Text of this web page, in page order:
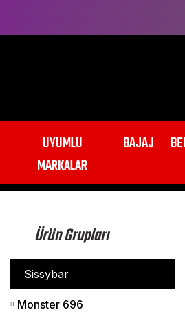
UYUMLU
MARKALAR
BAJAJ
Ürün Grupları
Sissybar
Monster 696